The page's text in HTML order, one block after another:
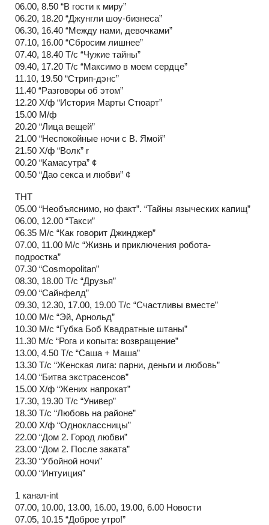
06.00, 8.50 “В гости к миру”
06.20, 18.20 “Джунгли шоу-бизнеса”
06.30, 16.40 “Между нами, девочками”
07.10, 16.00 “Сбросим лишнее”
07.40, 18.40 Т/с “Чужие тайны”
09.40, 17.20 Т/с “Максимо в моем сердце”
11.10, 19.50 “Стрип-дэнс”
11.40 “Разговоры об этом”
12.20 Х/ф “История Марты Стюарт”
15.00 М/ф
20.20 “Лица вещей”
21.00 “Неспокойные ночи с В. Ямой”
21.50 Х/ф “Волк” r
00.20 “Камасутра” ¢
00.50 “Дао секса и любви” ¢
ТНТ
05.00 “Необъяснимо, но факт”. “Тайны языческих капищ”
06.00, 12.00 “Такси”
06.35 М/с “Как говорит Джинджер”
07.00, 11.00 М/с “Жизнь и приключения робота-
подростка”
07.30 “Cosmopolitan”
08.30, 18.00 Т/с “Друзья”
09.00 “Сайнфелд”
09.30, 12.30, 17.00, 19.00 Т/с “Счастливы вместе”
10.00 М/с “Эй, Арнольд”
10.30 М/с “Губка Боб Квадратные штаны”
11.30 М/с “Рога и копыта: возвращение”
13.00, 4.50 Т/с “Саша + Маша”
13.30 Т/с “Женская лига: парни, деньги и любовь”
14.00 “Битва экстрасенсов”
15.00 Х/ф “Жених напрокат”
17.30, 19.30 Т/с “Универ”
18.30 Т/с “Любовь на районе”
20.00 Х/ф “Одноклассницы”
22.00 “Дом 2. Город любви”
23.00 “Дом 2. После заката”
23.30 “Убойной ночи”
00.00 “Интуиция”
1 канал-int
07.00, 10.00, 13.00, 16.00, 19.00, 6.00 Новости
07.05, 10.15 “Доброе утро!”